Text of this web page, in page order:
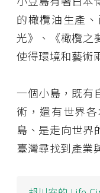
的橄欖油生產
光》、《橄欖之
使得環境和藝術
一個小島，既有
術，還有世界
島、是走向世界
臺灣尋找到產業